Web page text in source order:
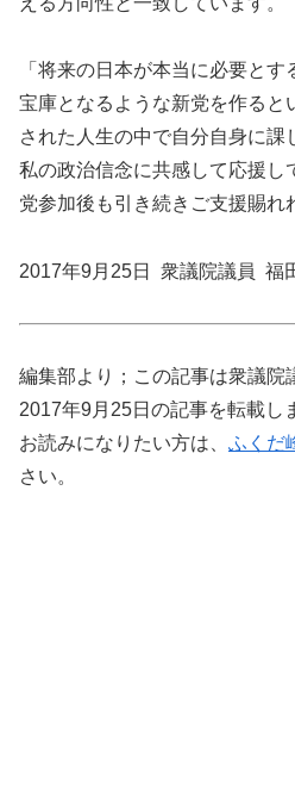
「将来の日本が本当に必要と
宝庫となるような新党を作ると
された人生の中で自分自身に課
私の政治信念に共感して応援し
党参加後も引き続きご支援賜れ
2017年9月25日 衆議院議員 福
編集部より；この記事は衆議院
2017年9月25日の記事を転載し
お読みになりたい方は、 ふくだ
さい。